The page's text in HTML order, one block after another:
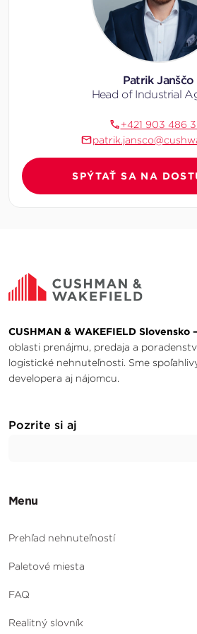
Patrik Janščo
Head of Industrial
+421 903 486
SPÝTAŤ SA NA
CUSHMAN & WAKEFIELD Slovensko –
oblasti prenájmu, predaja a
logistické nehnuteľnosti. Sme
developera aj nájomcu.
Pozrite si aj
Menu
Prehľad nehnuteľností
Paletové miesta
FAQ
Realitný slovník